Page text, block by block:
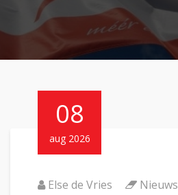
08
aug 2026
Else de Vries Nieuws